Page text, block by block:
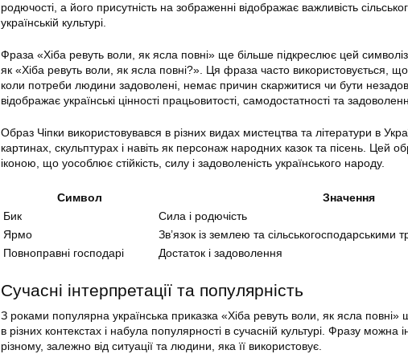
родючості, а його присутність на зображенні відображає важливість
українській культурі.
Фраза «Хіба ревуть воли, як ясла повні» ще більше підкреслює цей
як «Хіба ревуть воли, як ясла повні?». Ця фраза часто використовується,
коли потреби людини задоволені, немає причин скаржитися чи бути
відображає українські цінності працьовитості, самодостатності та
Образ Чіпки використовувався в різних видах мистецтва та літератури в
картинах, скульптурах і навіть як персонаж народних казок та пісень. Цей
іконою, що уособлює стійкість, силу і задоволеність українського народу.
Символ
Значення
Бик
Сила і родючість
Ярмо
Зв’язок із землею та сільськогосподарськими
Повноправні господарі
Достаток і задоволення
Сучасні інтерпретації та популярність
З роками популярна українська приказка «Хіба ревуть воли, як ясла повні»
в різних контекстах і набула популярності в сучасній культурі. Фразу можна
різному, залежно від ситуації та людини, яка її використовує.